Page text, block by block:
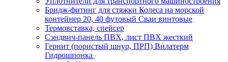
Бридж-фитинг для стяжки Колеса на морской
контейнер 20, 40 футовый Сваи винтовые
Термовставка, спейсер
Сэндвич-панель ПВХ, лист ПВХ жесткий
Гернит (пористый шнур, ПРП) Вилатерм
Гидрошпонка